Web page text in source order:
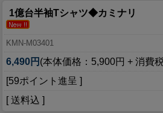
1億台半袖Tシャツ◆カミナリ
KMN-M03401
6,490円 (本体価格：5,900円 + 消費
[59ポイント進呈 ]
[ 送料込 ]